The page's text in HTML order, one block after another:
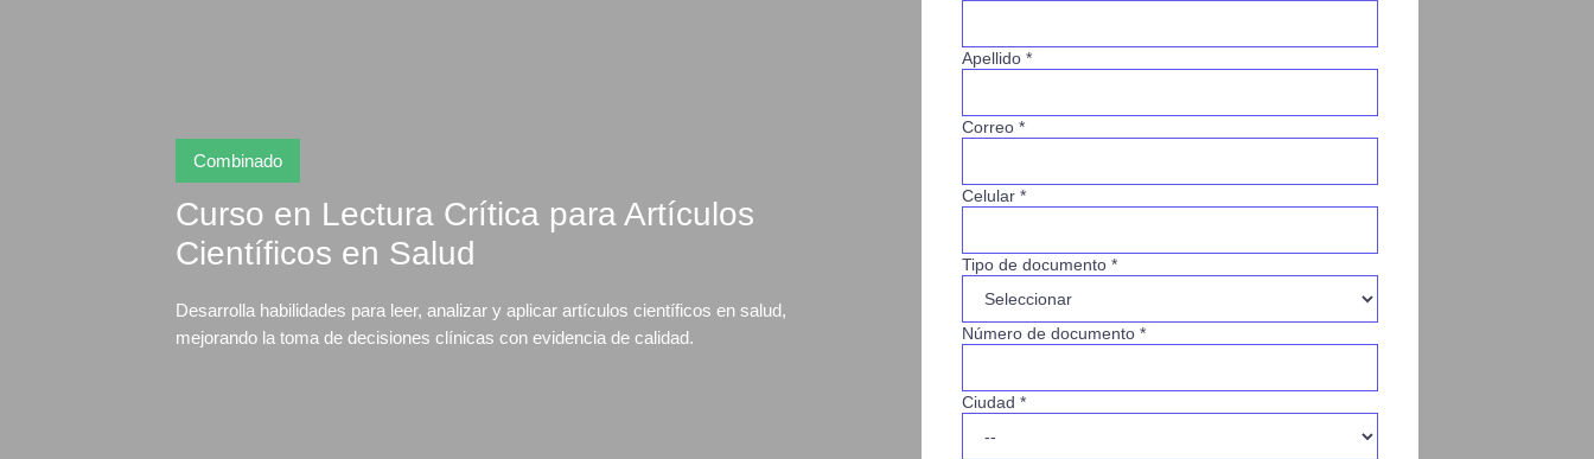
Combinado
Curso en Lectura Crítica para Artículos
Científicos en Salud
Desarrolla habilidades para leer, analizar y aplicar artículos científicos en salud,
mejorando la toma de decisiones clínicas con evidencia de calidad.
Apellido *
Correo *
Celular *
Tipo de documento *
Número de documento *
Ciudad *